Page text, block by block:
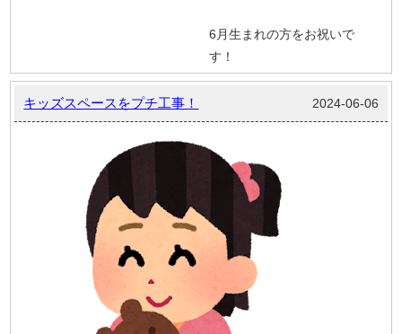
6月生まれの方をお祝いで
す！
キッズスペースをプチ工事！ 2024-06-06